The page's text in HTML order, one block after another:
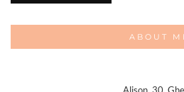
ABOUT